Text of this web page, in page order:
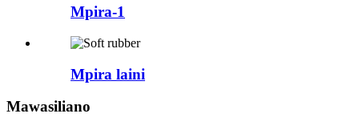
Mpira-1
Mpira laini
Mawasiliano